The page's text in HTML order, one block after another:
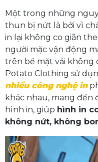
Một trong những
thun bị nứt là bởi vì
in lại không co giãn
người mặc vận động
trên bề mặt vải không
Potato Clothing sử
nhiều công nghệ in
khác nhau, mang đến
hình in, giúp hình in
không nứt, không